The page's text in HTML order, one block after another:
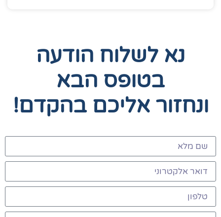
נא לשלוח הודעה
בטופס הבא
ונחזור אליכם בהקדם!